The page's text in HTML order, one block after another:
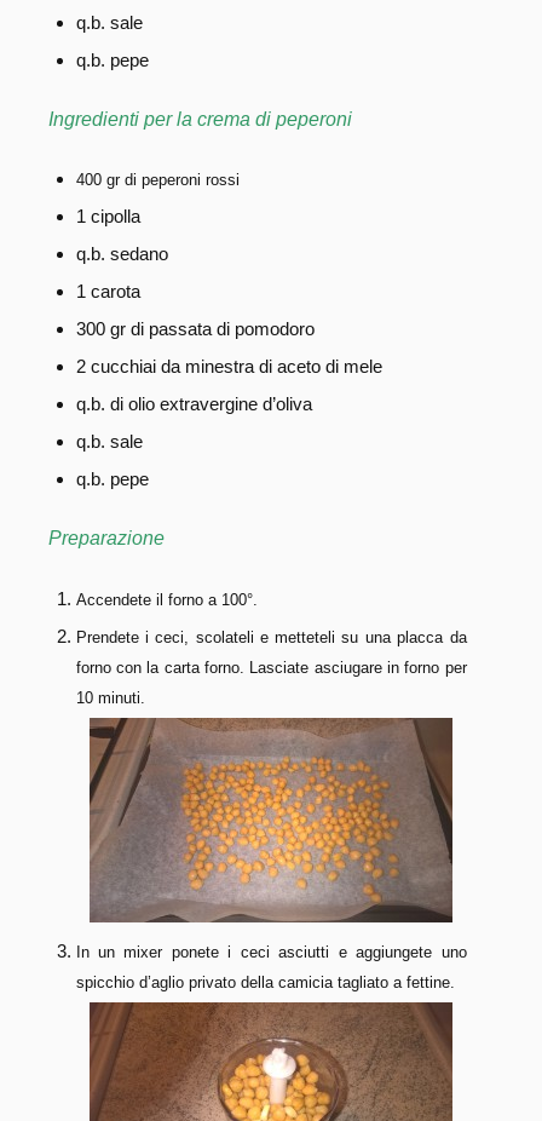
q.b. sale
q.b. pepe
Ingredienti per la crema di peperoni
400 gr di peperoni rossi
1 cipolla
q.b. sedano
1 carota
300 gr di passata di pomodoro
2 cucchiai da minestra di aceto di mele
q.b. di olio extravergine d’oliva
q.b. sale
q.b. pepe
Preparazione
Accendete il forno a 100°.
Prendete i ceci, scolateli e metteteli su una placca da
forno con la carta forno. Lasciate asciugare in forno per
10 minuti.
In un mixer ponete i ceci asciutti e aggiungete uno
spicchio d’aglio privato della camicia tagliato a fettine.